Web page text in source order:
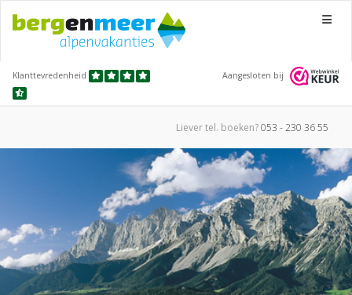
Menu
Klanttevredenheid Aangesloten bij
Liever tel. boeken?053 - 230 36 55